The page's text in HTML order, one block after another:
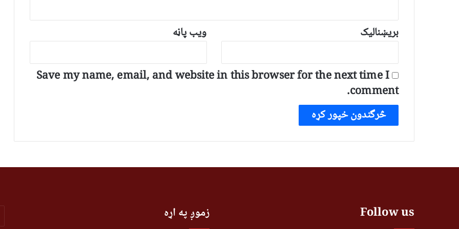
بریښنالیک ویب پاڼه
Save my name, email, and website in this browser for the next time I
comment.
Follow us زموږ په اړه